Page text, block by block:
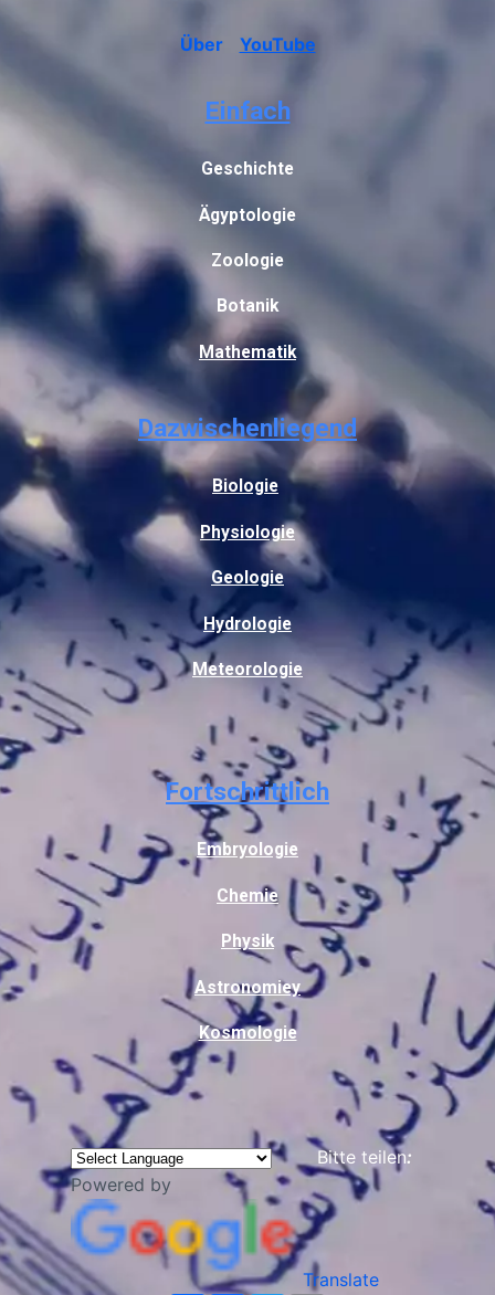
Über YouTube
Einfach
Geschichte
Ägyptologie
Zoologie
Botanik
Mathematik
Dazwischenliegend
Biologie
Physiologie
Geologie
Hydrologie
Meteorologie
Fortschrittlich
Embryologie
Chemie
Physik
Astronomiey
Kosmologie
Powered by
Translate
Bitte teilen: